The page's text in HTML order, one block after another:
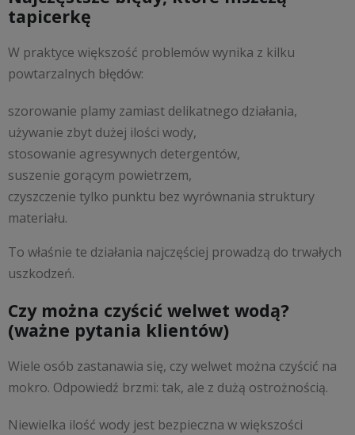
tapicerkę
W praktyce większość problemów wynika z kilku
powtarzalnych błędów:
szorowanie plamy zamiast delikatnego działania,
używanie zbyt dużej ilości wody,
stosowanie agresywnych detergentów,
suszenie gorącym powietrzem,
czyszczenie tylko punktu bez wyrównania struktury
materiału.
To właśnie te działania najczęściej prowadzą do trwałych
uszkodzeń.
Czy można czyścić welwet wodą?
(ważne pytania klientów)
Wiele osób zastanawia się, czy welwet można czyścić na
mokro. Odpowiedź brzmi: tak, ale z dużą ostrożnością.
Niewielka ilość wody jest bezpieczna w większości